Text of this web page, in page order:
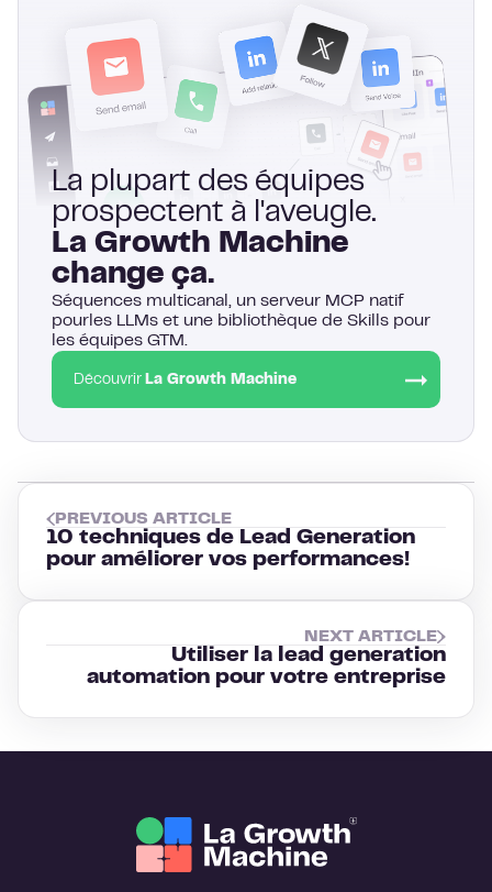
La plupart des équipes
prospectent à l'aveugle.
La Growth Machine
change ça.
Séquences multicanal, un serveur MCP natif
pourles LLMs et une bibliothèque de Skills pour
les équipes GTM.
Découvrir La Growth Machine
PREVIOUS ARTICLE
10 techniques de Lead Generation
pour améliorer vos performances!
NEXT ARTICLE
Utiliser la lead generation
automation pour votre entreprise